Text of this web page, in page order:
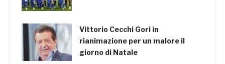
Vittorio Cecchi Gori in
rianimazione per un malore il
giorno di Natale